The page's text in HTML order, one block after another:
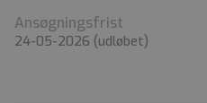
Ansøgningsfrist
24-05-2026 (udløbet)